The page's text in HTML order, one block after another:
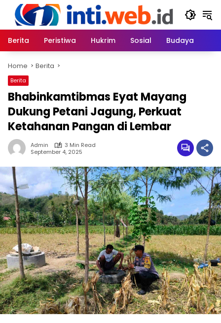
content
Berita
Peristiwa Hukrim Sosial Budaya
Home Berita
Berita
Bhabinkamtibmas Eyat Mayang
Dukung Petani Jagung, Perkuat
Ketahanan Pangan di Lembar
Admin
3 Min Read
September 4, 2025